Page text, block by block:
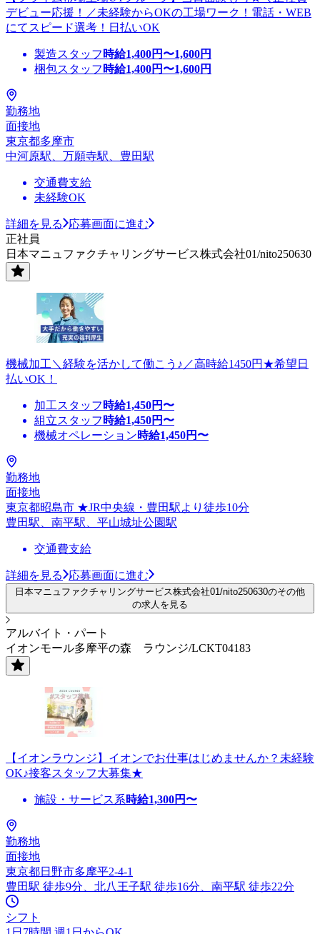
デビュー応援！／未経験からOKの工場ワーク！電話・WEB
にてスピード選考！日払いOK
製造スタッフ 時給1,400円〜1,600円
梱包スタッフ 時給1,400円〜1,600円
勤務地
面接地
東京都多摩市
中河原駅、万願寺駅、豊田駅
交通費支給
未経験OK
詳細を見る
応募画面に進む
正社員
日本マニュファクチャリングサービス株式会社01/nito250630
機械加工＼経験を活かして働こう♪／高時給1450円★希望日
払いOK！
加工スタッフ 時給1,450円〜
組立スタッフ 時給1,450円〜
機械オペレーション時給1,450円〜
勤務地
面接地
東京都昭島市 ★JR中央線・豊田駅より徒歩10分
豊田駅、南平駅、平山城址公園駅
交通費支給
詳細を見る 応募画面に進む
日本マニュファクチャリングサービス株式会社01/nito250630のその他
の求人を見る
アルバイト・パート
イオンモール多摩平の森 ラウンジ/LCKT04183
【イオンラウンジ】イオンでお仕事はじめませんか？未経験
OK♪接客スタッフ大募集★
施設・サービス系時給1,300円〜
勤務地
面接地
東京都日野市多摩平2-4-1
豊田駅 徒歩9分、北八王子駅 徒歩16分、南平駅 徒歩22分
シフト